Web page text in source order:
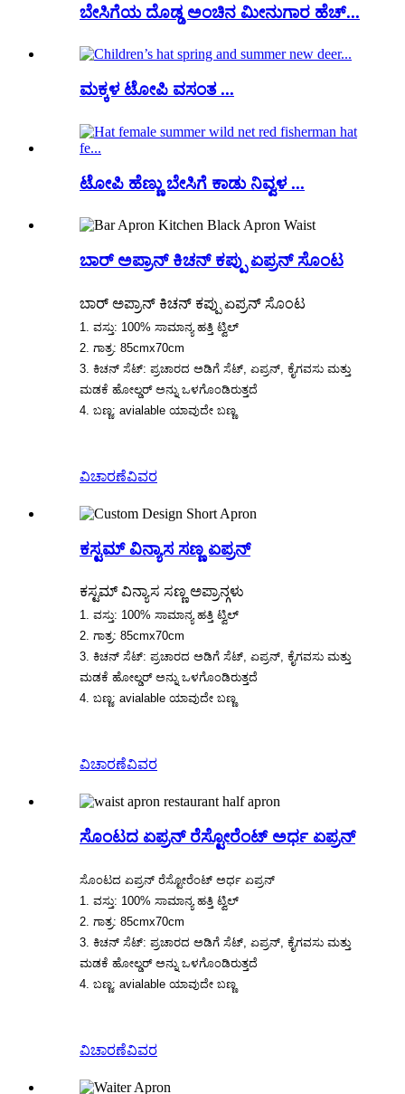
ಬೇಸಿಗೆಯ ದೊಡ್ಡ ಅಂಚಿನ ಮೀನುಗಾರ ಹೆಚ್...
ಮಕ್ಕಳ ಟೋಪಿ ವಸಂತ ...
ಟೋಪಿ ಹೆಣ್ಣು ಬೇಸಿಗೆ ಕಾಡು ನಿವ್ವಳ ...
ಬಾರ್ ಅಪ್ರಾನ್ ಕಿಚನ್ ಕಪ್ಪು ಏಪ್ರನ್ ಸೊಂಟ
ಬಾರ್ ಅಪ್ರಾನ್ ಕಿಚನ್ ಕಪ್ಪು ಏಪ್ರನ್ ಸೊಂಟ
1. ವಸ್ತು: 100% ಸಾಮಾನ್ಯ ಹತ್ತಿ ಟ್ವಿಲ್
2. ಗಾತ್ರ: 85cmx70cm
3. ಕಿಚನ್ ಸೆಟ್: ಪ್ರಚಾರದ ಅಡಿಗೆ ಸೆಟ್, ಏಪ್ರನ್, ಕೈಗವಸು ಮತ್ತು
ಮಡಕೆ ಹೋಲ್ಡರ್ ಅನ್ನು ಒಳಗೊಂಡಿರುತ್ತದೆ
4. ಬಣ್ಣ: avialable ಯಾವುದೇ ಬಣ್ಣ
ವಿಚಾರಣೆವಿವರ
ಕಸ್ಟಮ್ ವಿನ್ಯಾಸ ಸಣ್ಣ ಏಪ್ರನ್
ಕಸ್ಟಮ್ ವಿನ್ಯಾಸ ಸಣ್ಣ ಅಪ್ರಾನ್ಗಳು
1. ವಸ್ತು: 100% ಸಾಮಾನ್ಯ ಹತ್ತಿ ಟ್ವಿಲ್
2. ಗಾತ್ರ: 85cmx70cm
3. ಕಿಚನ್ ಸೆಟ್: ಪ್ರಚಾರದ ಅಡಿಗೆ ಸೆಟ್, ಏಪ್ರನ್, ಕೈಗವಸು ಮತ್ತು
ಮಡಕೆ ಹೋಲ್ಡರ್ ಅನ್ನು ಒಳಗೊಂಡಿರುತ್ತದೆ
4. ಬಣ್ಣ: avialable ಯಾವುದೇ ಬಣ್ಣ
ವಿಚಾರಣೆವಿವರ
ಸೊಂಟದ ಏಪ್ರನ್ ರೆಸ್ಟೋರೆಂಟ್ ಅರ್ಧ ಏಪ್ರನ್
ಸೊಂಟದ ಏಪ್ರನ್ ರೆಸ್ಟೋರೆಂಟ್ ಅರ್ಧ ಏಪ್ರನ್
1. ವಸ್ತು: 100% ಸಾಮಾನ್ಯ ಹತ್ತಿ ಟ್ವಿಲ್
2. ಗಾತ್ರ: 85cmx70cm
3. ಕಿಚನ್ ಸೆಟ್: ಪ್ರಚಾರದ ಅಡಿಗೆ ಸೆಟ್, ಏಪ್ರನ್, ಕೈಗವಸು ಮತ್ತು
ಮಡಕೆ ಹೋಲ್ಡರ್ ಅನ್ನು ಒಳಗೊಂಡಿರುತ್ತದೆ
4. ಬಣ್ಣ: avialable ಯಾವುದೇ ಬಣ್ಣ
ವಿಚಾರಣೆವಿವರ